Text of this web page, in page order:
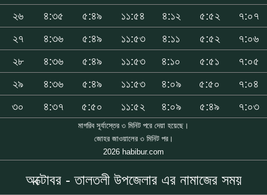
২৬
৪:৩৫ ৫:৪৯ ১১:৫৪ ৪:১২ ৫:৫২
৭:০৭
২৭
৪:৩৬ ৫:৪৯ ১১:৫৩ ৪:১১ ৫:৫২
৭:০৬
২৮
৪:৩৬ ৫:৪৯ ১১:৫৩ ৪:১০ ৫:৫১
৭:০৫
২৯
৪:৩৬ ৫:৪৯ ১১:৫৩ ৪:০৯ ৫:৫০
৭:০৪
৩০
৪:৩৭ ৫:৫০ ১১:৫২ ৪:০৯ ৫:৪৯ ৭:০৩
মাগরিব সূর্যাস্তের ৩ মিনিট পরে দেয়া হয়েছে।
জোহর জাওয়ালের ৩ মিনিট পর।
2026 habibur.com
অক্টোবর - তালতলী উপজেলার এর নামাজের সময়